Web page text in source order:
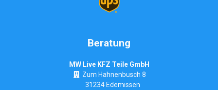
Beratung
MW Live KFZ Teile GmbH
Zum Hahnenbusch 8
31234 Edemissen